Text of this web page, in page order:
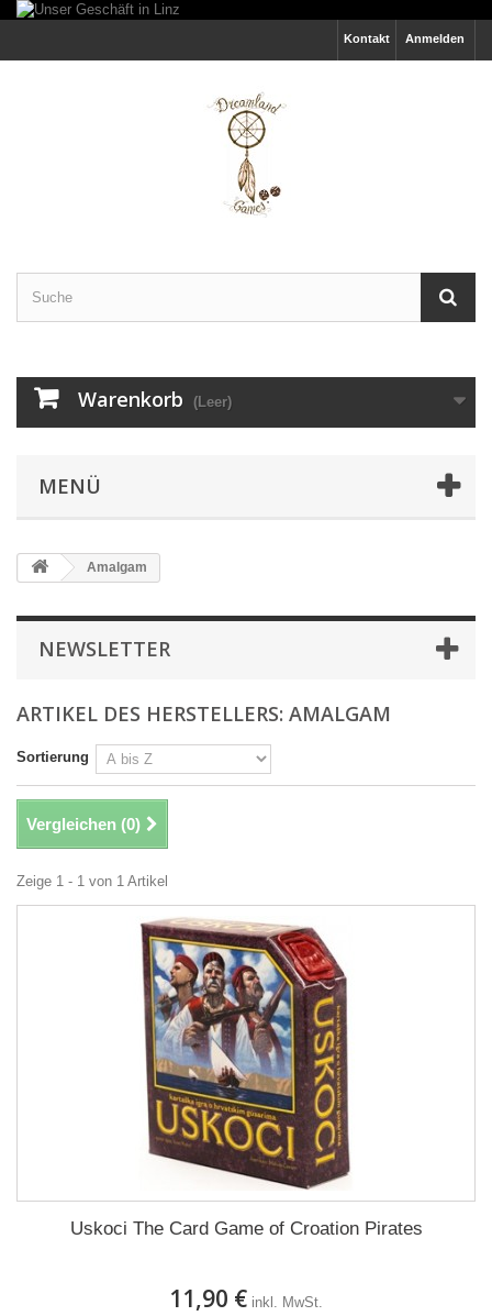
Anmelden
Kontakt
Warenkorb (Leer)
MENÜ
Amalgam
NEWSLETTER
ARTIKEL DES HERSTELLERS: AMALGAM
Sortierung
Vergleichen (0)
Zeige 1 - 1 von 1 Artikel
Uskoci The Card Game of Croation Pirates
11,90 € inkl. MwSt.